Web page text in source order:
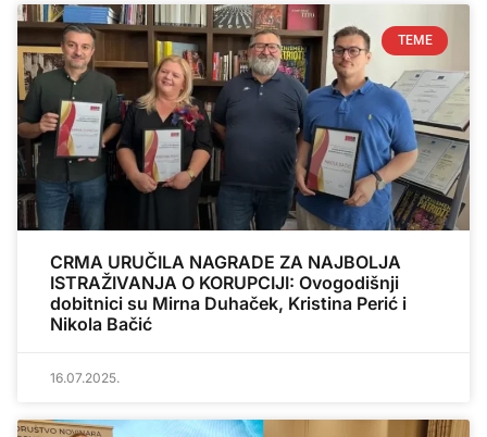
TEME
CRMA URUČILA NAGRADE ZA NAJBOLJA
ISTRAŽIVANJA O KORUPCIJI: Ovogodišnji
dobitnici su Mirna Duhaček, Kristina Perić i
Nikola Bačić
16.07.2025.